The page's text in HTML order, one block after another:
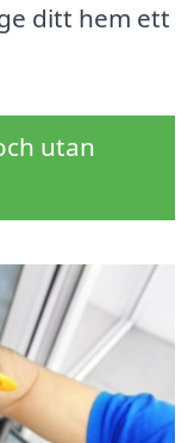
ditt hem ett
utan